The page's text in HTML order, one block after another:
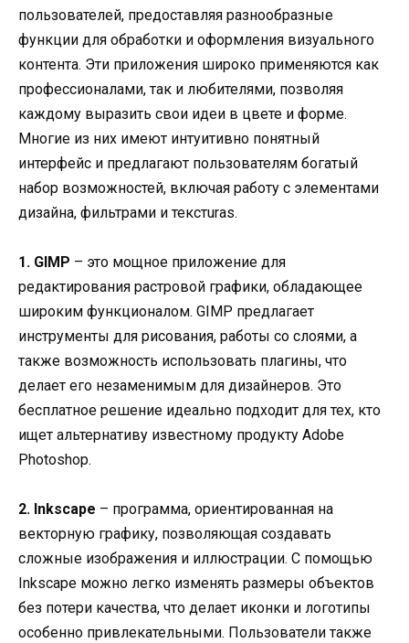
пользователей, предоставляя разнообразные
функции для обработки и оформления визуального
контента. Эти приложения широко применяются как
профессионалами, так и любителями, позволяя
каждому выразить свои идеи в цвете и форме.
Многие из них имеют интуитивно понятный
интерфейс и предлагают пользователям богатый
набор возможностей, включая работу с элементами
дизайна, фильтрами и текстuras.
1. GIMP – это мощное приложение для
редактирования растровой графики, обладающее
широким функционалом. GIMP предлагает
инструменты для рисования, работы со слоями, а
также возможность использовать плагины, что
делает его незаменимым для дизайнеров. Это
бесплатное решение идеально подходит для тех, кто
ищет альтернативу известному продукту Adobe
Photoshop.
2. Inkscape – программа, ориентированная на
векторную графику, позволяющая создавать
сложные изображения и иллюстрации. С помощью
Inkscape можно легко изменять размеры объектов
без потери качества, что делает иконки и логотипы
особенно привлекательными. Пользователи также